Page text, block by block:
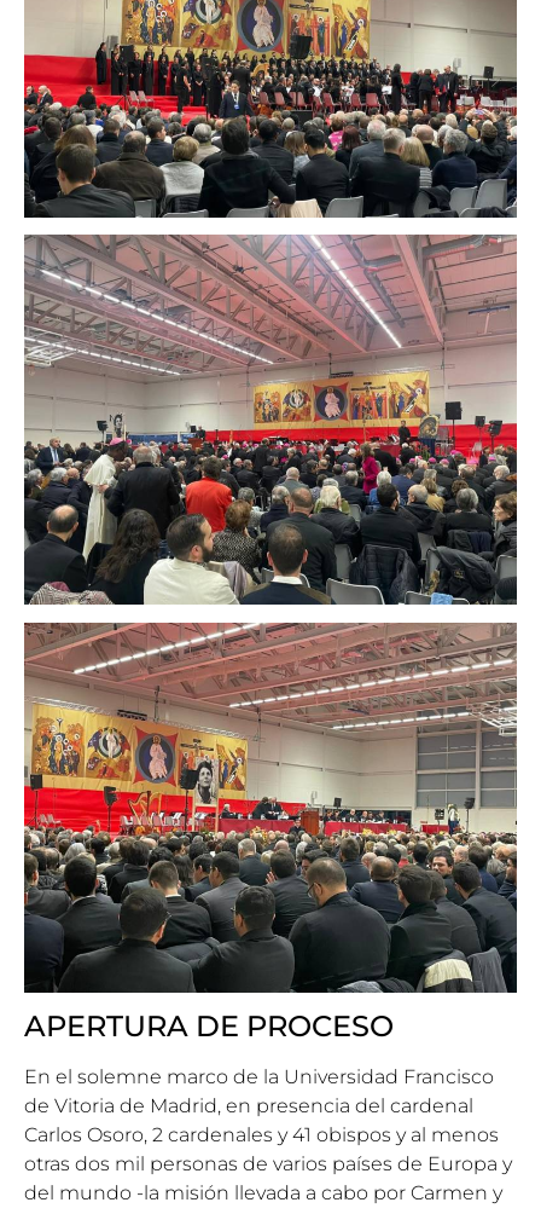
APERTURA DE PROCESO
En el solemne marco de la Universidad Francisco
de Vitoria de Madrid, en presencia del cardenal
Carlos Osoro, 2 cardenales y 41 obispos y al menos
otras dos mil personas de varios países de Europa y
del mundo -la misión llevada a cabo por Carmen y